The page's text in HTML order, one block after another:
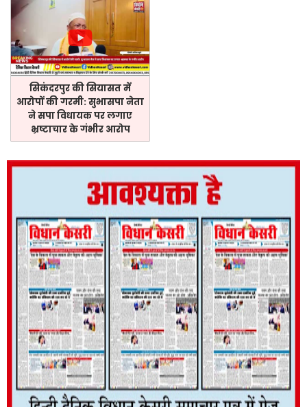
सिकंदरपुर की सियासत में
आरोपों की गरमी: सुभासपा नेता
ने सपा विधायक पर लगाए
भ्रष्टाचार के गंभीर आरोप